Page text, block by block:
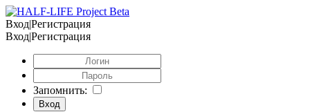
Вход|Регистрация
Вход|Регистрация
Запомнить: